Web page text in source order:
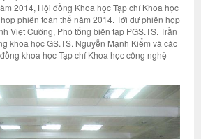
2014, Hội đồng Khoa học Tạp chí Khoa học
phiên toàn thể năm 2014. Tới dự phiên họp
Việt Cường, Phó tổng biên tập PGS.TS. Trần
khoa học GS.TS. Nguyễn Mạnh Kiểm và các
khoa học Tạp chí Khoa học công nghệ